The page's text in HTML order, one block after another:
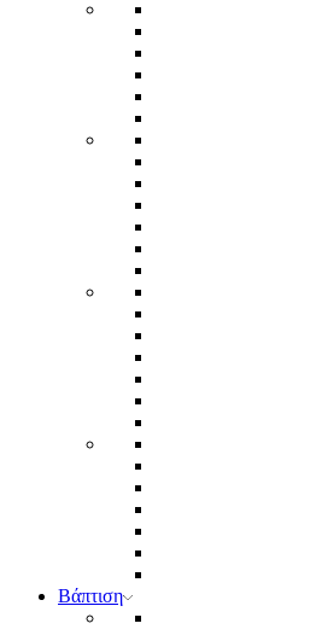
Βάπτιση